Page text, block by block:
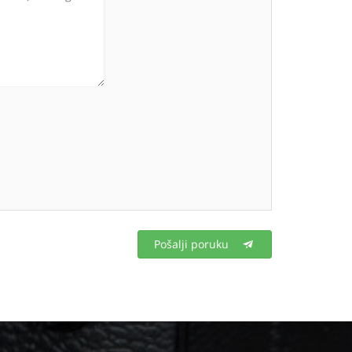
Pošalji poruku